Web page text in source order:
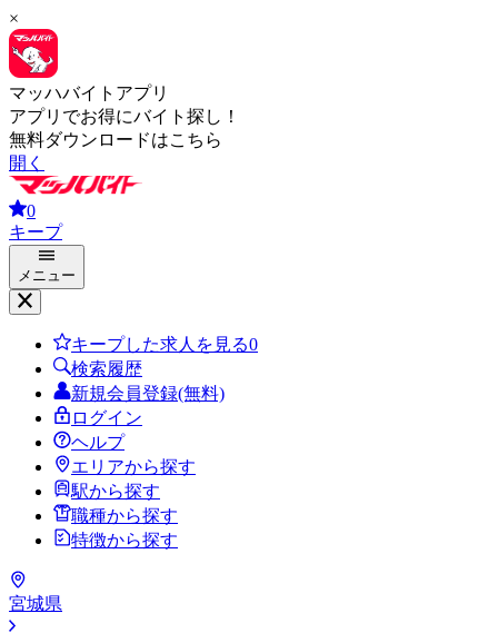
×
マッハバイトアプリ
アプリでお得にバイト探し！
無料ダウンロードはこちら
開く
0
キープ
メニュー
キープした求人を見る0
検索履歴
新規会員登録(無料)
ログイン
ヘルプ
エリアから探す
駅から探す
職種から探す
特徴から探す
宮城県